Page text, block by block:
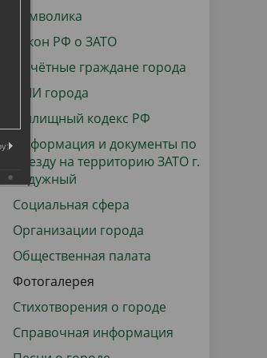
среда
контроль
малого и среднего
Символика
Закон РФ о ЗАТО
Почётные граждане города
СМИ города
Жилищный кодекс РФ
Информация и документы по
въезду на территорию ЗАТО г.
Радужный
Социальная сфера
Организации города
Общественная палата
Фотогалерея
Стихотворения о городе
Справочная информация